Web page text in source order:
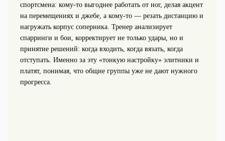
спортсмена: кому‑то выгоднее работать от ног, делая акцент
на перемещениях и джебе, а кому‑то — резать дистанцию и
нагружать корпус соперника. Тренер анализирует
спарринги и бои, корректирует не только удары, но и
принятие решений: когда входить, когда вязать, когда
отступать. Именно за эту «тонкую настройку» элитники и
платят, понимая, что общие группы уже не дают нужного
прогресса.